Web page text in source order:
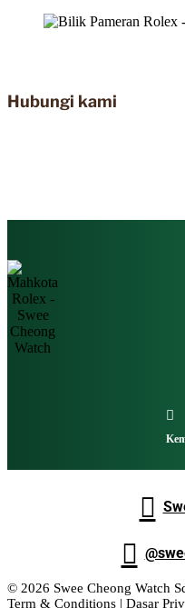
Hubungi kami



© 2026 Swee Cheong Watch
Term & Conditions | Dasar